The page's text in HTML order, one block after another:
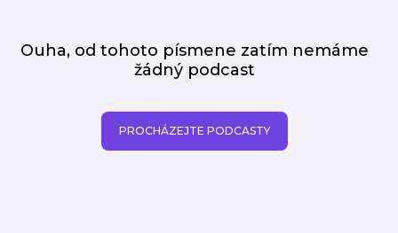
Ouha, od tohoto písmene zatím nemáme
žádný podcast
PROCHÁZEJTE PODCASTY